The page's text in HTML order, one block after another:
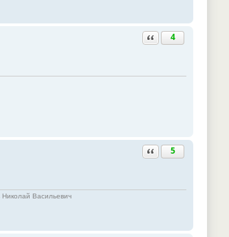
Ответить с цитатой
4
Ответить с цитатой
5
Николай Васильевич